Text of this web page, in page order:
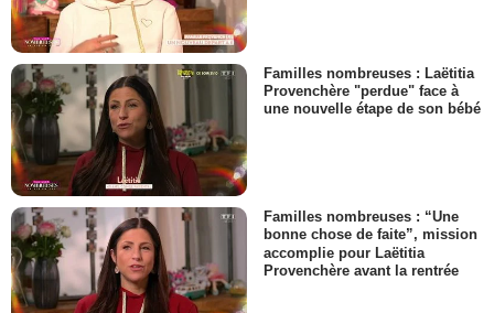
Familles nombreuses : Laëtitia
Provenchère "perdue" face à
une nouvelle étape de son bébé
Familles nombreuses : “Une
bonne chose de faite”, mission
accomplie pour Laëtitia
Provenchère avant la rentrée